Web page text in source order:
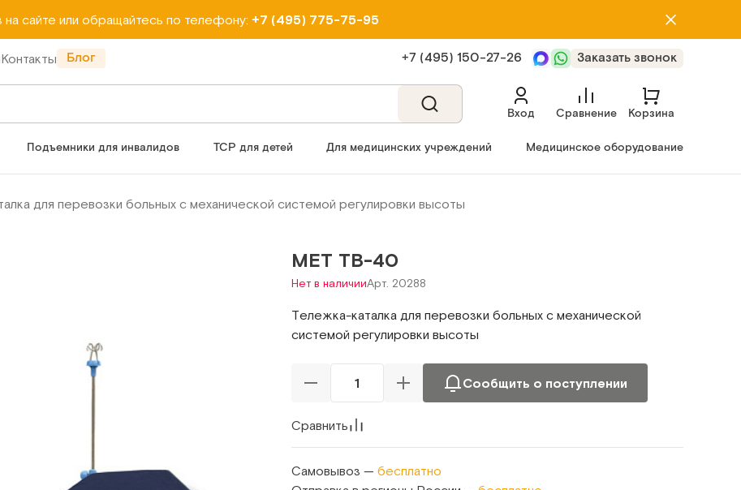
на сайте или обращайтесь по телефону: +7 (495) 775-75-95
Контакты Блог +7 (495) 150‑27‑26 Заказать звонок
Вход Сравнение Корзина
Подъемники для инвалидов ТСР для детей Для медицинских учреждений Медицинское оборудование
для перевозки больных с механической системой регулировки высоты
МЕТ ТВ-40
Нет в наличииАрт. 20288
Тележка-каталка для перевозки больных с механической
системой регулировки высоты
Сообщить о поступлении
Сравнить
Самовывоз — бесплатно